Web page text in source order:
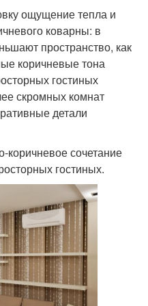
ощущение тепла и
коварны: в
пространство, как
коричневые тона
гостиных
скромных комнат
детали
коричневое сочетание
гостиных.